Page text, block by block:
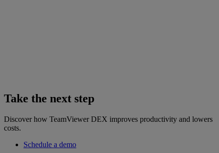
Take the next step
Discover how TeamViewer DEX improves productivity and lowers
costs.
Schedule a demo